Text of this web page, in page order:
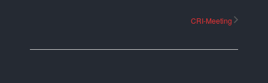
CRI-Meeting